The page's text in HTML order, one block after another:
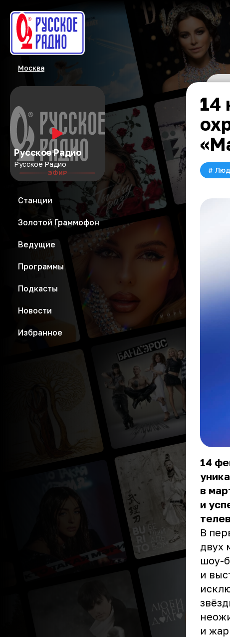
Москва
Русское Радио
Русское Радио
ЭФИР
Станции
Золотой Граммофон
Ведущие
Программы
Подкасты
Новости
Избранное
14
#
14
в
и
В
двух
шоу-
и
и